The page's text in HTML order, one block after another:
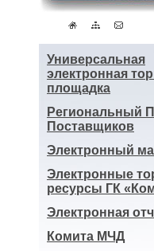
Универсальная
электронная
площадка
Региональный
Поставщиков
Электронный
Электронные
ресурсы ГК
Электронная
Комита МЧД